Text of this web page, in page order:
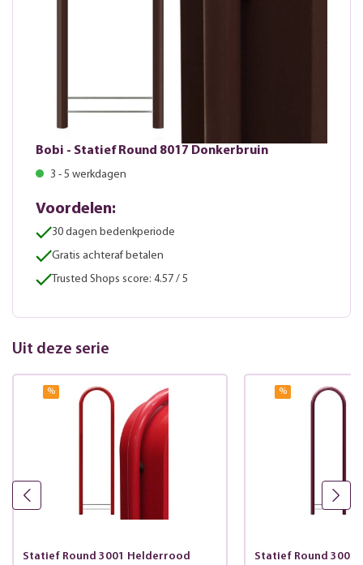
Bobi - Statief Round 8017 Donkerbruin
3 - 5 werkdagen
Voordelen:
30 dagen bedenkperiode
Gratis achteraf betalen
Trusted Shops score: 4.57 / 5
Uit deze serie
%
Statief Round 3001 Helderrood
%
Statief Round 3005